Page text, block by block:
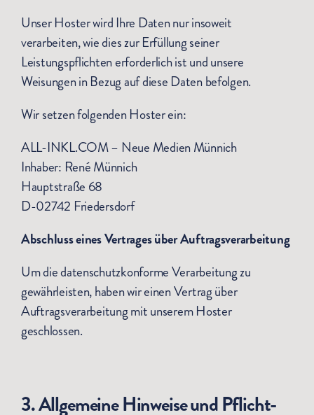
Unser Hoster wird Ihre Daten nur insoweit
verarbeiten, wie dies zur Erfüllung seiner
Leistungspflichten erforderlich ist und unsere
Weisungen in Bezug auf diese Daten befolgen.
Wir setzen folgenden Hoster ein:
ALL-INKL.COM – Neue Medien Münnich
Inhaber: René Münnich
Hauptstraße 68
D-02742 Friedersdorf
Abschluss eines Vertrages über Auftragsverarbeitung
Um die datenschutzkonforme Verarbeitung zu
gewährleisten, haben wir einen Vertrag über
Auftragsverarbeitung mit unserem Hoster
geschlossen.
3. Allgemeine Hinweise und Pflicht­